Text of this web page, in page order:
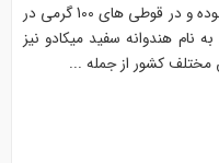
بذر هندوانه ورلد کویین از شرکت میکادو بوده و در قوطی های 100 گرمی در
نام هندوانه سفید میکادو نیز
مختلف کشور از جمله ...